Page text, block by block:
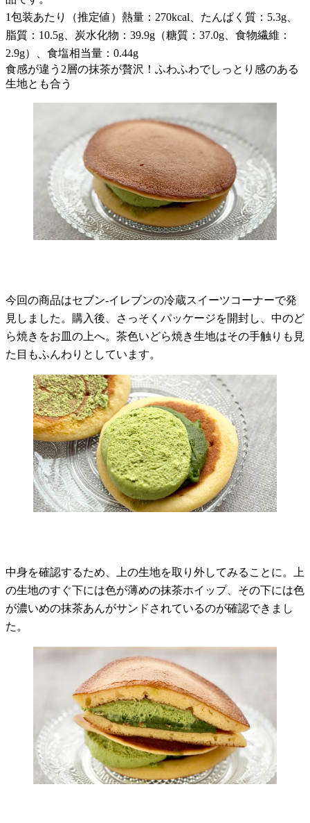
1包装あたり（推定値）熱量：270kcal、たんぱく質：5.3g、
脂質：10.5g、炭水化物：39.9g（糖質：37.0g、食物繊維：
2.9g）、食塩相当量：0.44g
食感が違う2層の抹茶が贅沢！ふわふわでしっとり感のある
生地とも合う
今回の商品はセブン-イレブンの冷蔵スイーツコーナーで発
見しました。購入後、さっそくパッケージを開封し、中のど
ら焼きをお皿の上へ。茶色いどら焼き生地はその手触りも見
た目もふんわりとしています。
中身を確認するため、上の生地を取り外してみることに。上
の生地のすぐ下には色が薄めの抹茶ホイップ、その下には色
が濃いめの抹茶あんがサンドされているのが確認できまし
た。